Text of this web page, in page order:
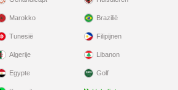
Marokko
Tunesië
Algerije
Egypte
Brazilië
Filipijnen
Libanon
Golf